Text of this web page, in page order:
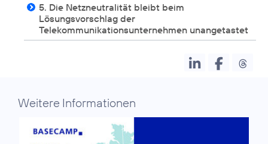
5. Die Netzneutralität bleibt beim
Lösungsvorschlag der
Telekommunikationsunternehmen unangetastet
Weitere Informationen